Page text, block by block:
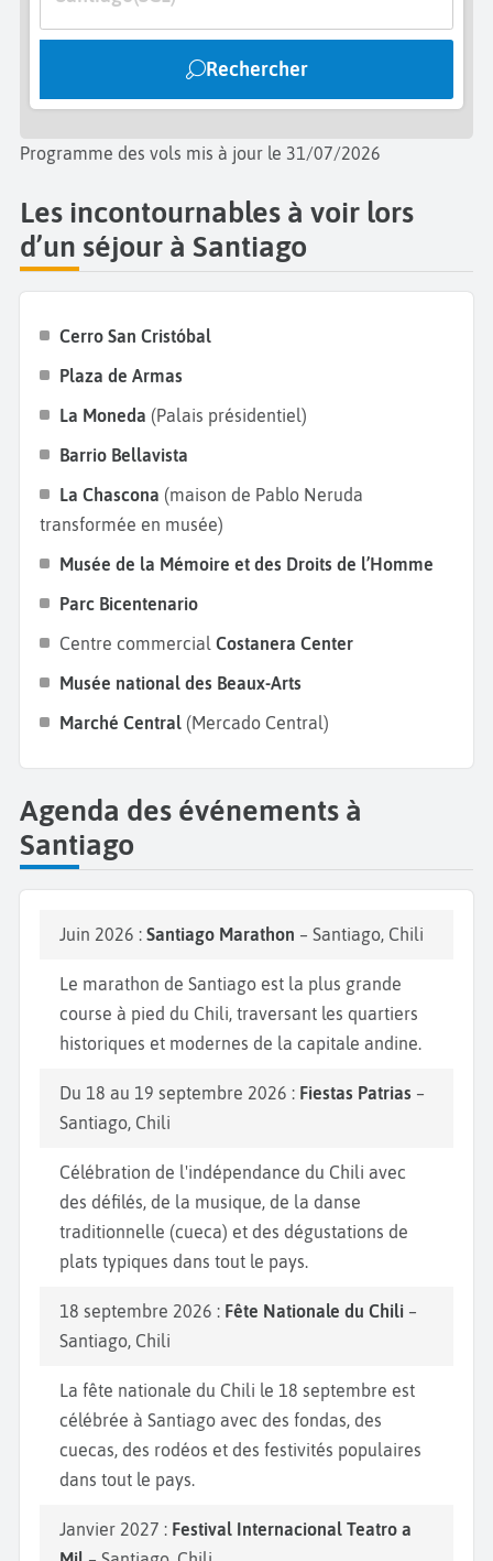
Rechercher
Programme des vols mis à jour le 31/07/2026
Les incontournables à voir lors
d’un séjour à Santiago
Cerro San Cristóbal
Plaza de Armas
La Moneda (Palais présidentiel)
Barrio Bellavista
La Chascona (maison de Pablo Neruda
transformée en musée)
Musée de la Mémoire et des Droits de l’Homme
Parc Bicentenario
Centre commercial Costanera Center
Musée national des Beaux-Arts
Marché Central (Mercado Central)
Agenda des événements à
Santiago
Juin 2026 : Santiago Marathon – Santiago, Chili
Le marathon de Santiago est la plus grande
course à pied du Chili, traversant les quartiers
historiques et modernes de la capitale andine.
Du 18 au 19 septembre 2026 : Fiestas Patrias –
Santiago, Chili
Célébration de l'indépendance du Chili avec
des défilés, de la musique, de la danse
traditionnelle (cueca) et des dégustations de
plats typiques dans tout le pays.
18 septembre 2026 : Fête Nationale du Chili –
Santiago, Chili
La fête nationale du Chili le 18 septembre est
célébrée à Santiago avec des fondas, des
cuecas, des rodéos et des festivités populaires
dans tout le pays.
Janvier 2027 : Festival Internacional Teatro a